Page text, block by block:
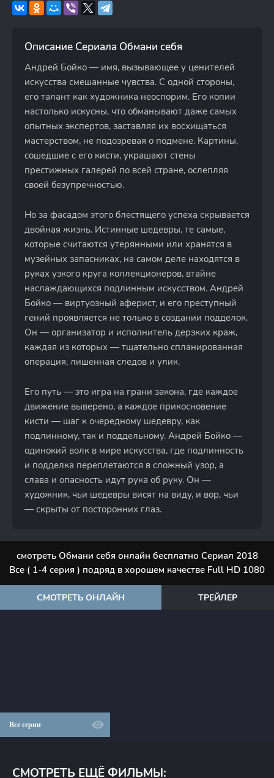
Описание Сериала Обмани себя
Андрей Бойко — имя, вызывающее у ценителей
искусства смешанные чувства. С одной стороны,
его талант как художника неоспорим. Его копии
настолько искусны, что обманывают даже самых
опытных экспертов, заставляя их восхищаться
мастерством, не подозревая о подмене. Картины,
сошедшие с его кисти, украшают стены
престижных галерей по всей стране, ослепляя
своей безупречностью.
Но за фасадом этого блестящего успеха скрывается
двойная жизнь. Истинные шедевры, те самые,
которые считаются утерянными или хранятся в
музейных запасниках, на самом деле находятся в
руках узкого круга коллекционеров, втайне
наслаждающихся подлинным искусством. Андрей
Бойко — виртуозный аферист, и его преступный
гений проявляется не только в создании подделок.
Он — организатор и исполнитель дерзких краж,
каждая из которых — тщательно спланированная
операция, лишенная следов и улик.
Его путь — это игра на грани закона, где каждое
движение выверено, а каждое прикосновение
кисти — шаг к очередному шедевру, как
подлинному, так и поддельному. Андрей Бойко —
одинокий волк в мире искусства, где подлинность
и подделка переплетаются в сложный узор, а
слава и опасность идут рука об руку. Он —
художник, чьи шедевры висят на виду, и вор, чьи
— скрыты от посторонних глаз.
смотреть Обмани себя онлайн бесплатно Сериал 2018
Все ( 1-4 серия ) подряд в хорошем качестве Full HD 1080
СМОТРЕТЬ ОНЛАЙН ТРЕЙЛЕР
Все серии
СМОТРЕТЬ ЕЩЁ ФИЛЬМЫ: